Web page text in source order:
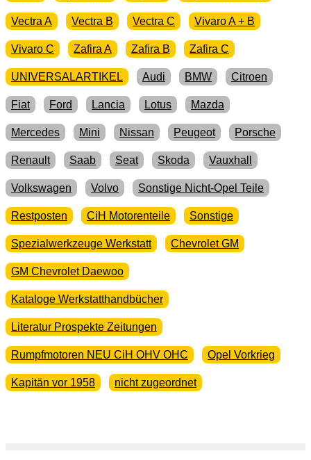
Vectra A Vectra B Vectra C Vivaro A + B
Vivaro C Zafira A Zafira B Zafira C
UNIVERSALARTIKEL Audi BMW Citroen
Fiat Ford Lancia Lotus Mazda
Mercedes Mini Nissan Peugeot Porsche
Renault Saab Seat Skoda Vauxhall
Volkswagen Volvo Sonstige Nicht-Opel Teile
Restposten CiH Motorenteile Sonstige
Spezialwerkzeuge Werkstatt Chevrolet GM
GM Chevrolet Daewoo
Kataloge Werkstatthandbücher
Literatur Prospekte Zeitungen
Rumpfmotoren NEU CiH OHV OHC Opel Vorkrieg
Kapitän vor 1958 nicht zugeordnet